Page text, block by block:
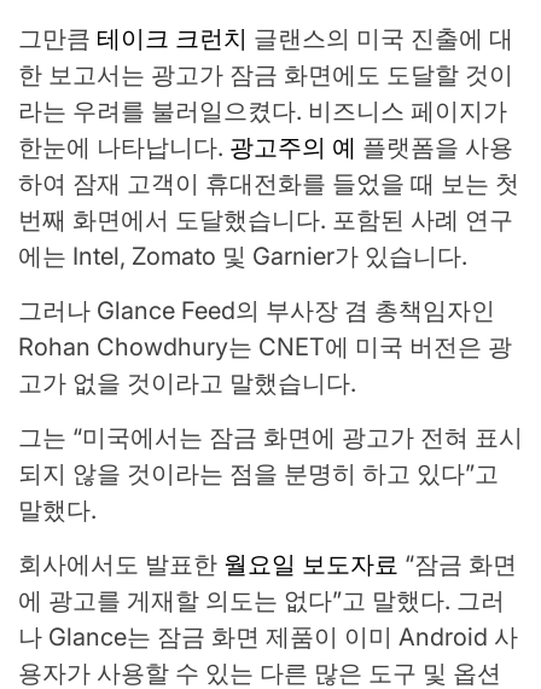
그만큼 테이크 크런치 글랜스의 미국 진출에 대
한 보고서는 광고가 잠금 화면에도 도달할 것이
라는 우려를 불러일으켰다. 비즈니스 페이지가
한눈에 나타납니다. 광고주의 예 플랫폼을 사용
하여 잠재 고객이 휴대전화를 들었을 때 보는 첫
번째 화면에서 도달했습니다. 포함된 사례 연구
에는 Intel, Zomato 및 Garnier가 있습니다.
그러나 Glance Feed의 부사장 겸 총책임자인
Rohan Chowdhury는 CNET에 미국 버전은 광
고가 없을 것이라고 말했습니다.
그는 “미국에서는 잠금 화면에 광고가 전혀 표시
되지 않을 것이라는 점을 분명히 하고 있다”고
말했다.
회사에서도 발표한 월요일 보도자료 “잠금 화면
에 광고를 게재할 의도는 없다”고 말했다. 그러
나 Glance는 잠금 화면 제품이 이미 Android 사
용자가 사용할 수 있는 다른 많은 도구 및 옵션